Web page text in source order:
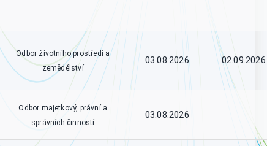
Odbor životního prostředí a
zemědělství
03.08.2026 02.09.2026
Odbor majetkový, právní a
správních činností
03.08.2026